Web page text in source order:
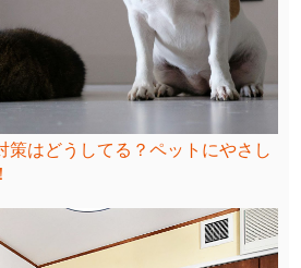
策はどうしてる？ペットにやさし